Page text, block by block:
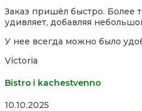
out
of
Заказ пришёл быстро. Более
удивляет, добавляя
У нее всегда можно было
Victoria
Bistro i kachestvenno
Rated
10.10.2025